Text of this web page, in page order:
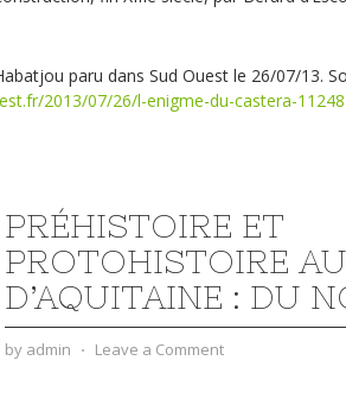
paru dans Sud Ouest le 26/07/13.
2013/07/26/l-enigme-du-castera-
PRÉHISTOIRE ET
PROTOHISTOIRE
D’AQUITAINE : DU
by admin ⋅ Leave a Comment